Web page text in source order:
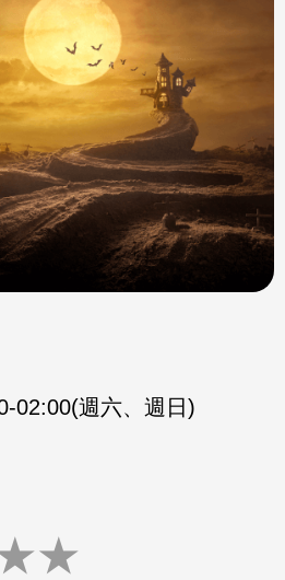
02:00(週六、週日)
★